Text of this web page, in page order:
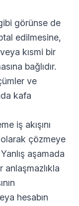
görünse de
edilmesine,
kısmi bir
bağlıdır.
ve
kafa
iş akışını
çözmeye
aşamada
anlaşmazlıkla
hesabın